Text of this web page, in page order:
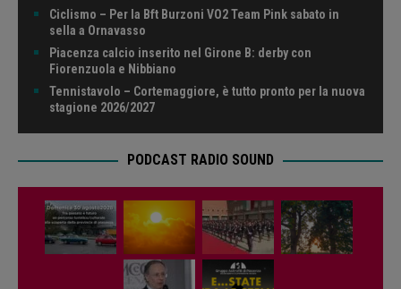
Ciclismo – Per la Bft Burzoni VO2 Team Pink sabato in
sella a Ornavasso
Piacenza calcio inserito nel Girone B: derby con
Fiorenzuola e Nibbiano
Tennistavolo – Cortemaggiore, è tutto pronto per la nuova
stagione 2026/2027
PODCAST RADIO SOUND